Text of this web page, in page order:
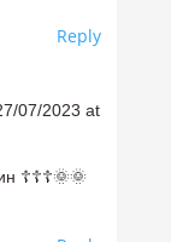
Reply
07/2023 at
☦️☦️☦️🌞🌞